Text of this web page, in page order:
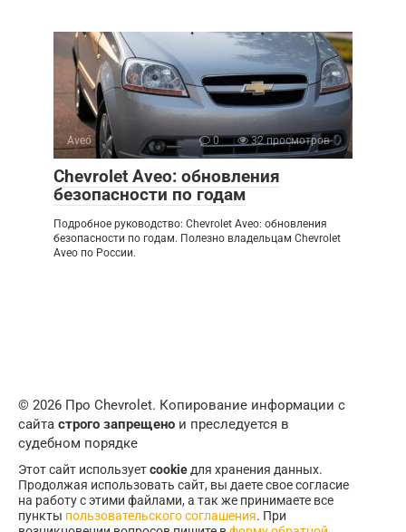
Aveo 0 32 просмотров
Chevrolet Aveo: обновления
безопасности по годам
Подробное руководство: Chevrolet Aveo: обновления
безопасности по годам. Полезно владельцам Chevrolet
Aveo по России.
© 2026 Про Chevrolet. Копирование информации с
сайта строго запрещено и преследуется в
судебном порядке
Этот сайт используетcookie для хранения данных.
Продолжая использовать сайт, вы даете свое согласие
на работу с этими файлами, а так же принимаете все
пункты пользовательского соглашения. При